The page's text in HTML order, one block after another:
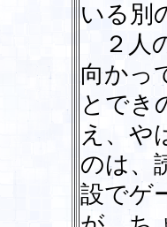
いる別
２人
向かっ
とでき
え、や
のは、
設でゲ